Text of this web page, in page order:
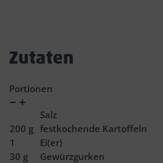
Zutaten
Portionen
Verringern
Zunahme
Salz
200 g festkochende Kartoffeln
1
Ei(er)
30 g
Gewürzgurken